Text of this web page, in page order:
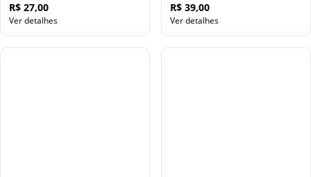
R$ 27,00
Ver detalhes
R$ 39,00
Ver detalhes